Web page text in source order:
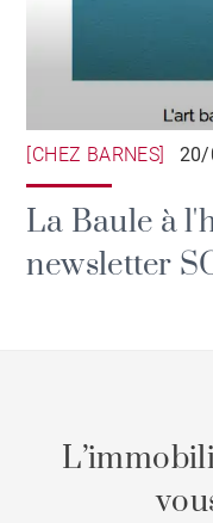
[CHEZ BARNES]
La Baule à
newsletter